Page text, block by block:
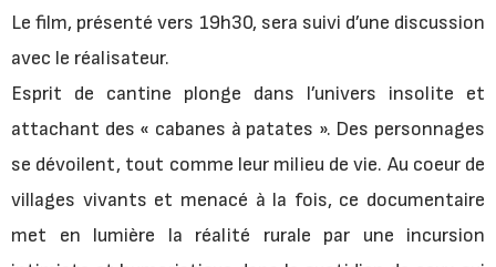
Le film, présenté vers 19h30, sera suivi d’une discussion
avec le réalisateur.
Esprit de cantine plonge dans l’univers insolite et
attachant des « cabanes à patates ». Des personnages
se dévoilent, tout comme leur milieu de vie. Au coeur de
villages vivants et menacé à la fois, ce documentaire
met en lumière la réalité rurale par une incursion